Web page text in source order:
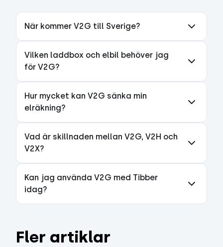
När kommer V2G till Sverige?
Vilken laddbox och elbil behöver jag
för V2G?
Hur mycket kan V2G sänka min
elräkning?
Vad är skillnaden mellan V2G, V2H och
V2X?
Kan jag använda V2G med Tibber
idag?
Fler artiklar